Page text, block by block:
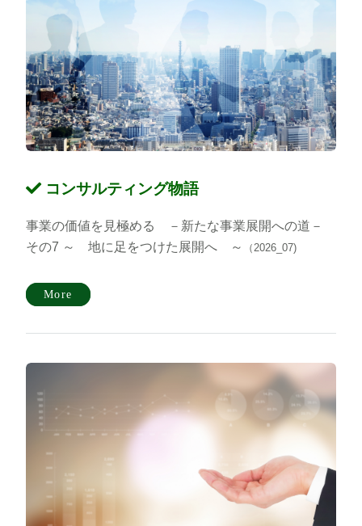
コンサルティング物語
事業の価値を見極める －新たな事業展開への道－
その7 ～ 地に足をつけた展開へ ～
（2026_07)
More